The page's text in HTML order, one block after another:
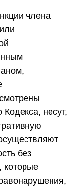
члена
несут,
без
которые